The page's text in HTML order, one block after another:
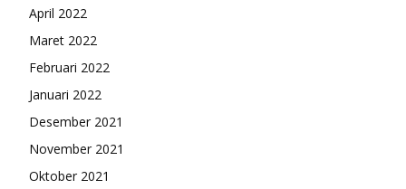
April 2022
Maret 2022
Februari 2022
Januari 2022
Desember 2021
November 2021
Oktober 2021